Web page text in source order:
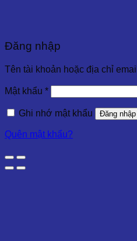
Đăng nhập
Tên tài khoản hoặc địa chỉ email
Mật khẩu *
Ghi nhớ mật khẩu Đăng nhập
Quên mật khẩu?